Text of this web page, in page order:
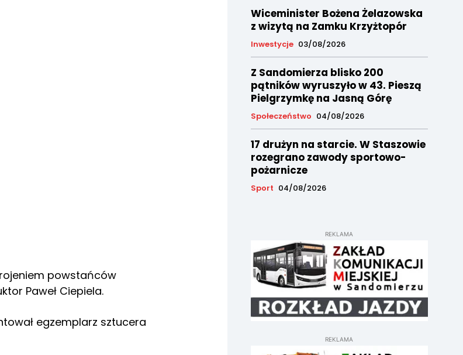
powstańców
Paweł Ciepiela.
egzemplarz sztucera
Wiceminister Bożena Żelazowska
z wizytą na Zamku Krzyżtopór
Inwestycje 03/08/2026
Z Sandomierza blisko 200
pątników wyruszyło w 43. Pieszą
Pielgrzymkę na Jasną Górę
Społeczeństwo 04/08/2026
17 drużyn na starcie. W Staszowie
rozegrano zawody sportowo-
pożarnicze
Sport 04/08/2026
REKLAMA
REKLAMA